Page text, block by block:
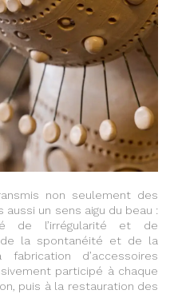
non seulement des
un sens aigu du beau :
de l’irrégularité et de
la spontanéité et de la
d’accessoires
participé à chaque
puis à la restauration des